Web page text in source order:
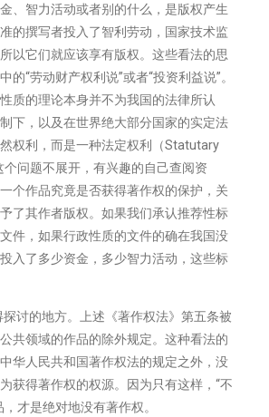
、智力活动或者别的什么，是版权产生
的撰写者投入了智利劳动，国家技术监
以它们就应该享有版权。这些看法的思
的“劳动财产权利说”或者“投资利益说”。
质的理论本身并不为我国的法律所认
下，以及在世界绝大部分国家的实定法
权利，而是一种法定权利（Statutary
个问题不展开，有兴趣的自己查阅资
个作品究竟是否获得著作权的保护，关
了其作者版权。如果我们承认推荐性标
件，如果行政性质的文件的确在我国没
入了多少资金，多少智力活动，这些标
的地方。上述《著作权法》第五条被
共领域的作品的除外规定。这种看法的
华人民共和国著作权法的规定之外，没
获得著作权的权源。因为只有这样，“不
才是绝对地没有著作权。